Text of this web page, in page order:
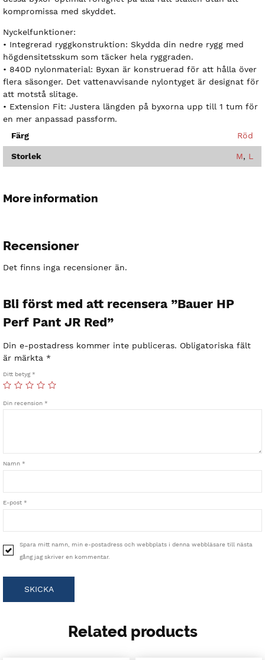
kompromissa med skyddet.
Nyckelfunktioner:
• Integrerad ryggkonstruktion: Skydda din nedre rygg med
högdensitetsskum som täcker hela ryggraden.
• 840D nylonmaterial: Byxan är konstruerad för att hålla över
flera säsonger. Det vattenavvisande nylontyget är designat för
att motstå slitage.
• Extension Fit: Justera längden på byxorna upp till 1 tum för
en mer anpassad passform.
Färg
Röd
Storlek M, L
More information
Recensioner
Det finns inga recensioner än.
Bli först med att recensera ”Bauer HP
Perf Pant JR Red”
Din e-postadress kommer inte publiceras. Obligatoriska fält
är märkta*
Ditt betyg*
Din recension*
Namn*
E-post*
Spara mitt namn, min e-postadress och webbplats i denna webbläsare till nästa
gång jag skriver en kommentar.
Related products